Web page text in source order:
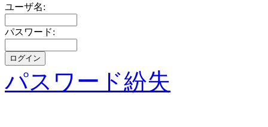
ユーザ名:
パスワード:
パスワード紛失